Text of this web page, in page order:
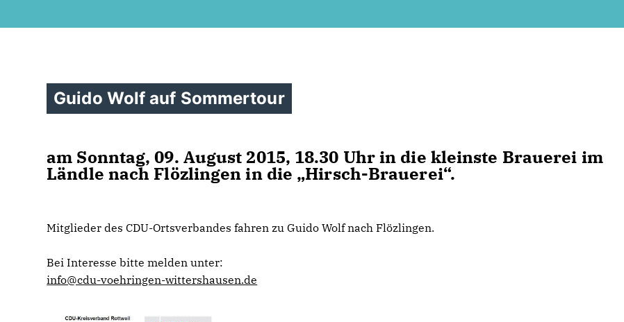
Guido Wolf auf Sommertour
am Sonntag, 09. August 2015, 18.30 Uhr in die kleinste Brauerei im
Ländle nach Flözlingen in die „Hirsch-Brauerei“.
Mitglieder des CDU-Ortsverbandes fahren zu Guido Wolf nach Flözlingen.
Bei Interesse bitte melden unter:
info@cdu-voehringen-wittershausen.de